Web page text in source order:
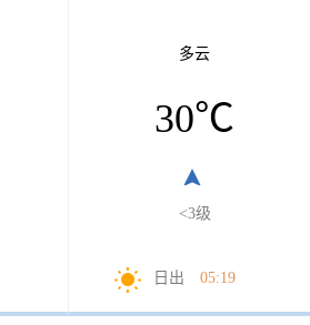
多云
30℃
<3级
日出 05:19